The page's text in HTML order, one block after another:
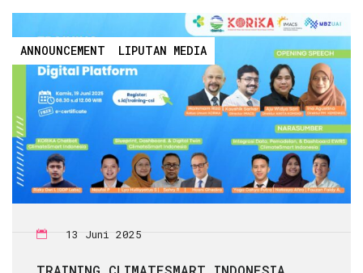
ANNOUNCEMENT LIPUTAN MEDIA
13 Juni 2025